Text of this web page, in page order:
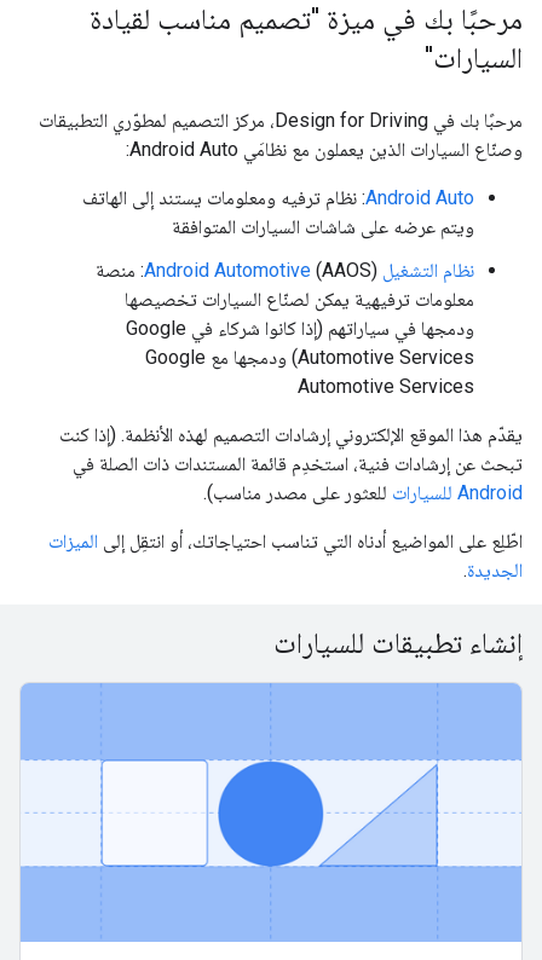
مرحبًا بك في ميزة "تصميم مناسب لقيادة
السيارات"
مرحبًا بك في Design for Driving، مركز التصميم لمطوّري التطبيقات
وصنّاع السيارات الذين يعملون مع نظامَي Android Auto:
Android Auto: نظام ترفيه ومعلومات يستند إلى الهاتف
ويتم عرضه على شاشات السيارات المتوافقة
نظام التشغيل Android Automotive
(AAOS): منصة
معلومات ترفيهية يمكن لصنّاع السيارات تخصيصها
ودمجها في سياراتهم (إذا كانوا شركاء في Google
Automotive Services) ودمجها مع Google
Automotive Services
يقدّم هذا الموقع الإلكتروني إرشادات التصميم لهذه الأنظمة. (إذا كنت
تبحث عن إرشادات فنية، استخدِم قائمة المستندات ذات الصلة في
Android للسيارات
للعثور على مصدر مناسب).
اطّلِع على المواضيع أدناه التي تناسب احتياجاتك، أو انتقِل إلى الميزات
الجديدة.
إنشاء تطبيقات للسيارات